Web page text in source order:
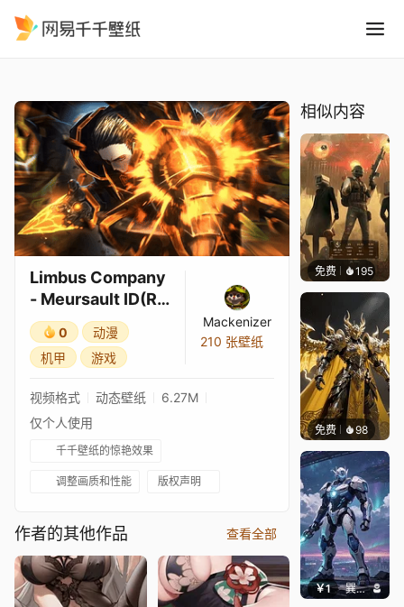
Limbus Company
- Meursault ID(R
Corp Rhino)
0
动漫
机甲
游戏
Mackenizer
210 张壁纸
视频格式 动态壁纸
6.27M
仅个人使用
千千壁纸的惊艳效果
调整画质和性能 版权声明
作者的其他作品 查看全部
相似内容
免费 195
千千壁纸
等作者
免费 98 渔小小
￥1 巽九Nine